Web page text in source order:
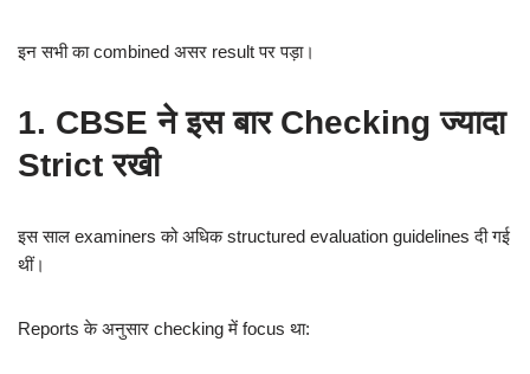
इन सभी का combined असर result पर पड़ा।
1. CBSE ने इस बार Checking ज्यादा
Strict रखी
इस साल examiners को अधिक structured evaluation guidelines दी गई
थीं।
Reports के अनुसार checking में focus था: